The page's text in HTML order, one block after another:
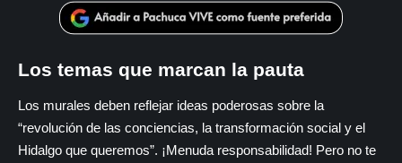
Los temas que marcan la pauta
Los murales deben reflejar ideas poderosas sobre la
“revolución de las conciencias, la transformación social y el
Hidalgo que queremos”. ¡Menuda responsabilidad! Pero no te